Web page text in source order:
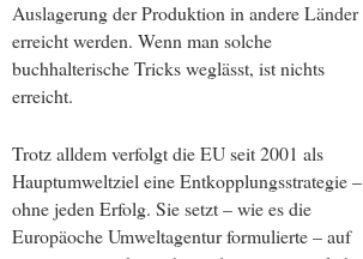
Auslagerung der Produktion in andere Länder
erreicht werden. Wenn man solche
buchhalterische Tricks weglässt, ist nichts
erreicht.
Trotz alldem verfolgt die EU seit 2001 als
Hauptumweltziel eine Entkopplungsstrategie –
ohne jeden Erfolg. Sie setzt – wie es die
Europäoche Umweltagentur formulierte – auf